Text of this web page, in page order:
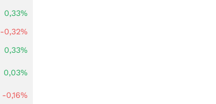
0,33%
-0,32%
0,33%
0,03%
-0,16%